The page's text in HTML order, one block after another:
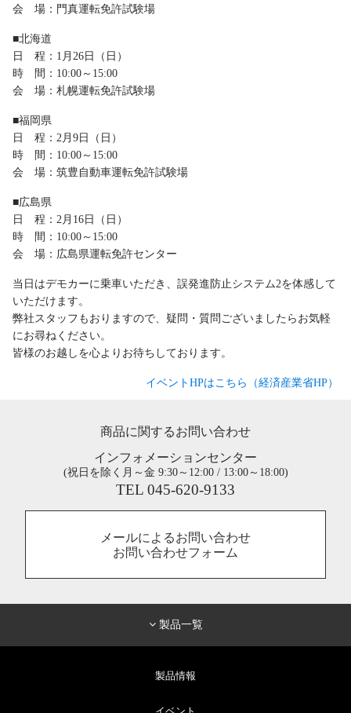
会 場：門真運転免許試験場
■北海道
日 程：1月26日（日）
時 間：10:00～15:00
会 場：札幌運転免許試験場
■福岡県
日 程：2月9日（日）
時 間：10:00～15:00
会 場：筑豊自動車運転免許試験場
■広島県
日 程：2月16日（日）
時 間：10:00～15:00
会 場：広島県運転免許センター
当日はデモカーに乗車いただき、誤発進防止システム2を体感して
いただけます。
弊社スタッフもおりますので、疑問・質問ございましたらお気軽
にお尋ねください。
皆様のお越しを心よりお待ちしております。
イベントHPはこちら（経済産業省HP）
商品に関するお問い合わせ
インフォメーションセンター
(祝日を除く月～金 9:30～12:00 / 13:00～18:00)
TEL 045-620-9133
メールによるお問い合わせ
お問い合わせフォーム
製品一覧
製品情報